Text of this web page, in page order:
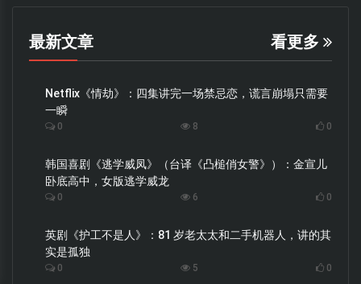
最新文章 看更多
Netflix《情劫》：四集讲完一场禁忌恋，谎言崩塌只需要
一瞬
0 8 0
韩国喜剧《逃学威凤》（台译《凸槌俏女警》）：金宣儿
卧底高中，女版逃学威龙
0 6 0
英剧《护工不是人》：81 岁老太太和二手机器人，讲的其
实是孤独
0 5 0